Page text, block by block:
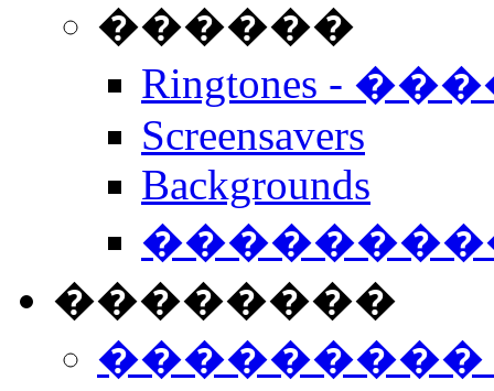
������
Ringtones -
Screensavers
Backgrounds
��������
���������